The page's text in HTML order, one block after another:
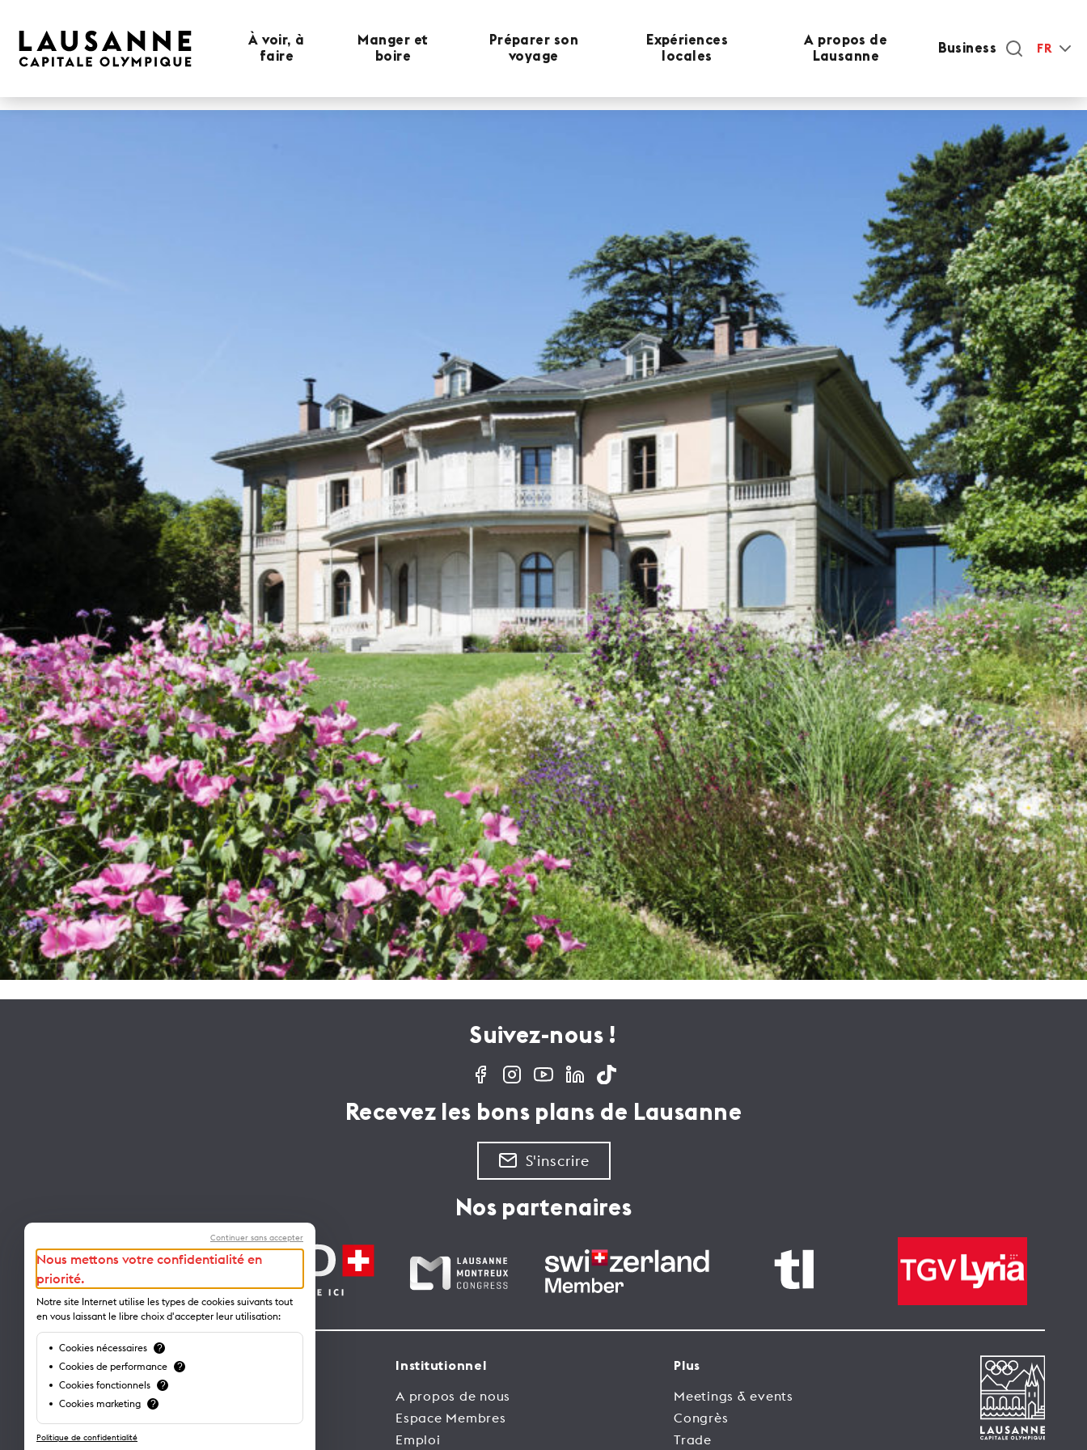
À voir, à
faire
Manger et
boire
Préparer son
voyage
Expériences
locales
A propos de
Lausanne
Business FR
Suivez-nous !
Recevez les bons plans de Lausanne
S'inscrire
Nos partenaires
Contact
Lausanne Tourisme – administration
1001 Lausanne – Suisse
Institutionnel
A propos de nous
Espace Membres
Emploi
Plus
Meetings & events
Congrès
Trade
Continuer sans accepter
Nous mettons votre confidentialité en
priorité.
Notre site Internet utilise les types de cookies suivants tout
en vous laissant le libre choix d'accepter leur utilisation:
Cookies nécessaires ?
Cookies de performance ?
Cookies fonctionnels ?
Cookies marketing ?
Politique de confidentialité